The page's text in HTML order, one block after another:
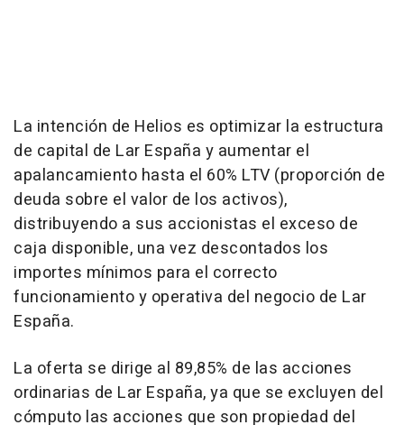
La intención de Helios es optimizar la estructura
de capital de Lar España y aumentar el
apalancamiento hasta el 60% LTV (proporción de
deuda sobre el valor de los activos),
distribuyendo a sus accionistas el exceso de
caja disponible, una vez descontados los
importes mínimos para el correcto
funcionamiento y operativa del negocio de Lar
España.
La oferta se dirige al 89,85% de las acciones
ordinarias de Lar España, ya que se excluyen del
cómputo las acciones que son propiedad del